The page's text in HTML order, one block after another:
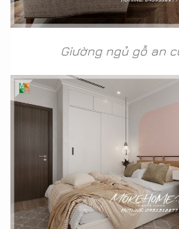
Giường ngủ gỗ an